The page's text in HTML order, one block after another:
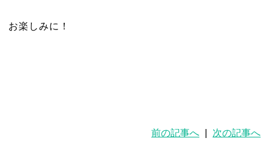
お楽しみに！
前の記事へ 次の記事へ